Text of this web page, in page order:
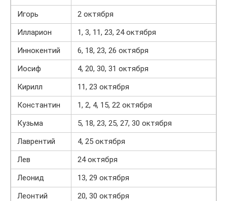
Игорь
2 октября
Илларион
1, 3, 11, 23, 24 октября
Иннокентий
6, 18, 23, 26 октября
Иосиф
4, 20, 30, 31 октября
Кирилл
11, 23 октября
Константин
1, 2, 4, 15, 22 октября
Кузьма
5, 18, 23, 25, 27, 30 октября
Лаврентий
4, 25 октября
Лев
24 октября
Леонид
13, 29 октября
Леонтий
20, 30 октября